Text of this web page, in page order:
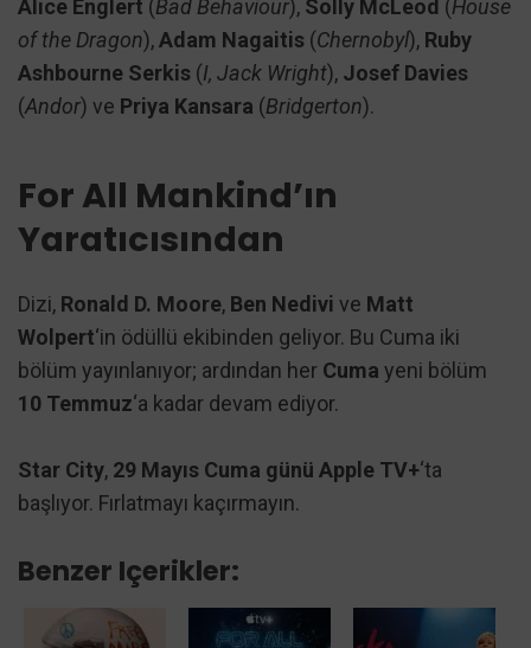
Alice Englert (Bad Behaviour), Solly McLeod (House
of the Dragon),Adam Nagaitis (Chernobyl), Ruby
Ashbourne Serkis (I, Jack Wright), Josef Davies
(Andor) ve Priya Kansara (Bridgerton).
For All Mankind’ın
Yaratıcısından
Dizi, Ronald D. Moore, Ben Nedivi ve Matt
Wolpert‘in ödüllü ekibinden geliyor. Bu Cuma iki
bölüm yayınlanıyor; ardından her Cuma yeni bölüm
10 Temmuz‘a kadar devam ediyor.
Star City, 29 Mayıs Cuma günü Apple TV+‘ta
başlıyor. Fırlatmayı kaçırmayın.
Benzer Içerikler: